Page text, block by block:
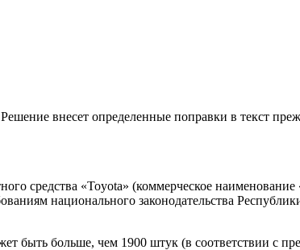
внесет определенные поправки в текст
средства «Toyota» (коммерческое
национального законодательства
быть больше, чем 1900 штук (в соответствии с